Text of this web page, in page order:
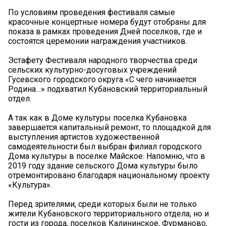
По условиям проведения фестиваля самые
красочные концертные номера будут отобраны для
показа в рамках проведения Дней поселков, где и
состоятся церемонии награждения участников.
Эстафету Фестиваля народного творчества среди
сельских культурно-досуговых учреждений
Гусевского городского округа «С чего начинается
Родина…» подхватил Кубановский территориальный
отдел.
А так как в Доме культуры поселка Кубановка
завершается капитальный ремонт, то площадкой для
выступления артистов художественной
самодеятельности был выбран филиал городского
Дома культуры в поселке Майское. Напомню, что в
2019 году здание сельского Дома культуры было
отремонтировано благодаря национальному проекту
«Культура».
Перед зрителями, среди которых были не только
жители Кубановского территориального отдела, но и
гости из города, поселков Калининское, Фурманово,